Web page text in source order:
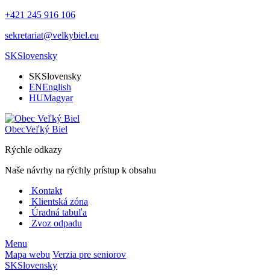
+421 245 916 106
sekretariat@velkybiel.eu
SKSlovensky
SKSlovensky
ENEnglish
HUMagyar
ObecVeľký Biel
Rýchle odkazy
Naše návrhy na rýchly prístup k obsahu
Kontakt
Klientská zóna
Úradná tabuľa
Zvoz odpadu
Menu
Mapa webu Verzia pre seniorov
SKSlovensky